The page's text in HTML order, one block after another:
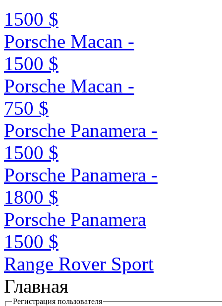
1500 $
Porsche Macan -
1500 $
Porsche Macan -
750 $
Porsche Panamera -
1500 $
Porsche Panamera -
1800 $
Porsche Panamera
1500 $
Range Rover Sport
Главная
Регистрация пользователя